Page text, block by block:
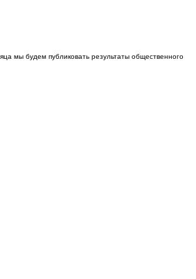
мы будем публиковать результаты общественного